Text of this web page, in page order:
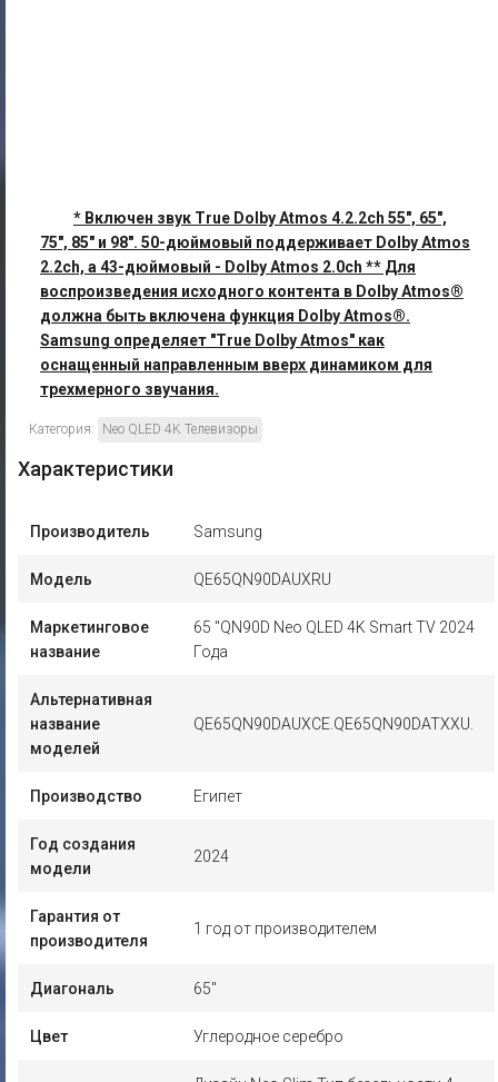
* Включен звук True Dolby Atmos 4.2.2ch 55", 65",
75", 85" и 98". 50-дюймовый поддерживает Dolby Atmos
2.2ch, а 43-дюймовый - Dolby Atmos 2.0ch ** Для
воспроизведения исходного контента в Dolby Atmos®
должна быть включена функция Dolby Atmos®.
Samsung определяет "True Dolby Atmos" как
оснащенный направленным вверх динамиком для
трехмерного звучания.
Категория: Neo QLED 4K Телевизоры
Характеристики
Производитель Samsung
Модель QE65QN90DAUXRU
Маркетинговое
название
65 "QN90D Neo QLED 4K Smart TV 2024
Года
Альтернативная
название
моделей
QE65QN90DAUXCE.QE65QN90DATXXU.
Производство Египет
Год создания
модели
2024
Гарантия от
производителя
1 год от производителем
Диагональ 65"
Цвет Углеродное серебро